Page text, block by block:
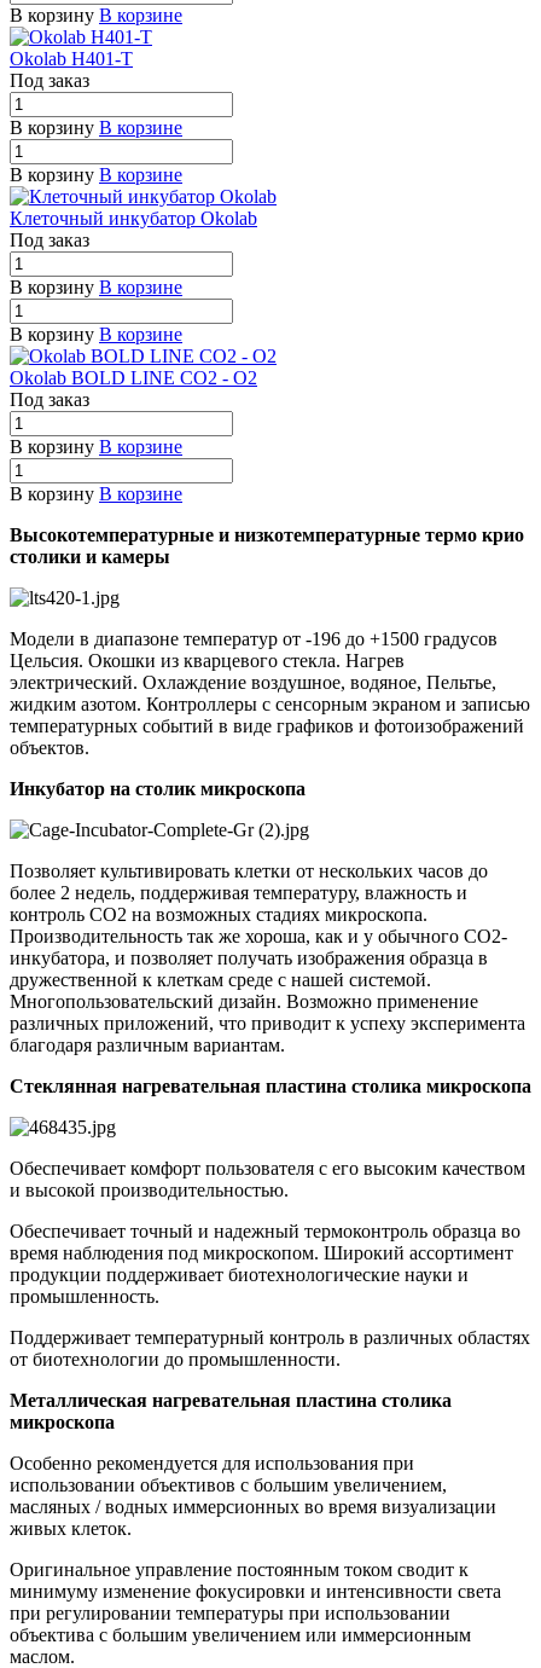
В корзину В корзине
Okolab H401-T
Под заказ
В корзину В корзине
В корзину В корзине
Клеточный инкубатор Okolab
Под заказ
В корзину В корзине
В корзину В корзине
Okolab BOLD LINE CO2 - O2
Под заказ
В корзину В корзине
В корзину В корзине
Высокотемпературные и низкотемпературные термо крио
столики и камеры
Модели в диапазоне температур от -196 до +1500 градусов
Цельсия. Окошки из кварцевого стекла. Нагрев
электрический. Охлаждение воздушное, водяное, Пельтье,
жидким азотом. Контроллеры с сенсорным экраном и записью
температурных событий в виде графиков и фотоизображений
объектов.
Инкубатор на столик микроскопа
Позволяет культивировать клетки от нескольких часов до
более 2 недель, поддерживая температуру, влажность и
контроль CO2 на возможных стадиях микроскопа.
Производительность так же хороша, как и у обычного CO2-
инкубатора, и позволяет получать изображения образца в
дружественной к клеткам среде с нашей системой.
Многопользовательский дизайн. Возможно применение
различных приложений, что приводит к успеху эксперимента
благодаря различным вариантам.
Стеклянная нагревательная пластина столика микроскопа
Обеспечивает комфорт пользователя с его высоким качеством
и высокой производительностью.
Обеспечивает точный и надежный термоконтроль образца во
время наблюдения под микроскопом. Широкий ассортимент
продукции поддерживает биотехнологические науки и
промышленность.
Поддерживает температурный контроль в различных областях
от биотехнологии до промышленности.
Металлическая нагревательная пластина столика
микроскопа
Особенно рекомендуется для использования при
использовании объективов с большим увеличением,
масляных / водных иммерсионных во время визуализации
живых клеток.
Оригинальное управление постоянным током сводит к
минимуму изменение фокусировки и интенсивности света
при регулировании температуры при использовании
объектива с большим увеличением или иммерсионным
маслом.